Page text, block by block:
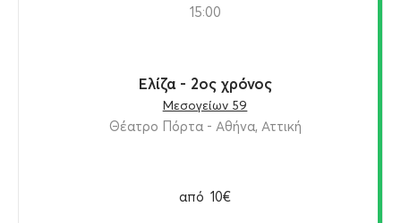
15:00
Ελίζα - 2ος χρόνος
Μεσογείων 59
Θέατρο Πόρτα - Αθήνα, Αττική
από 10€